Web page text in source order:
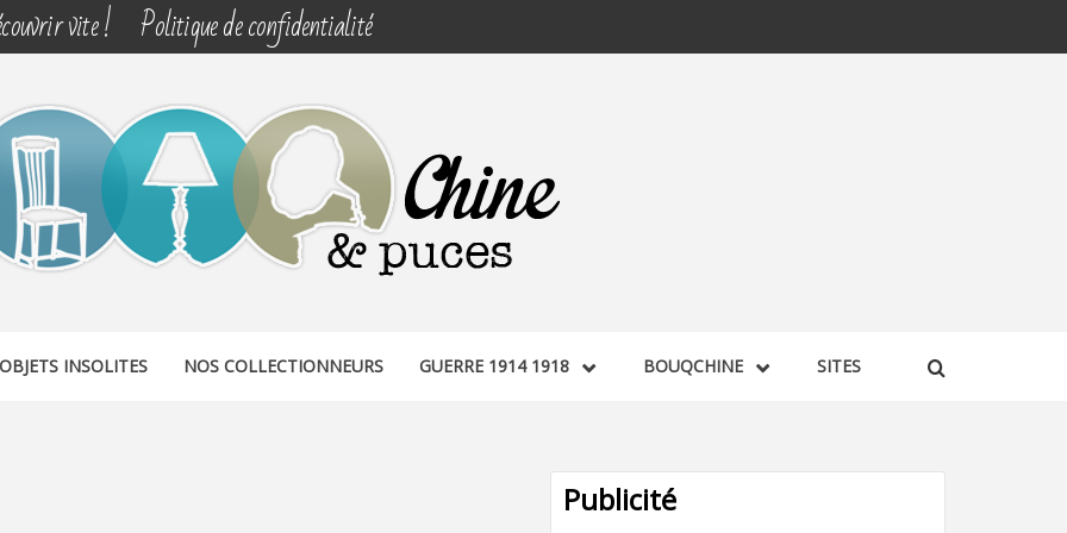
vite ! Politique de confidentialité
PUCES
OBJETS INSOLITES NOS COLLECTIONNEURS GUERRE 1914 1918 BOUQCHINE SITES
Publicité